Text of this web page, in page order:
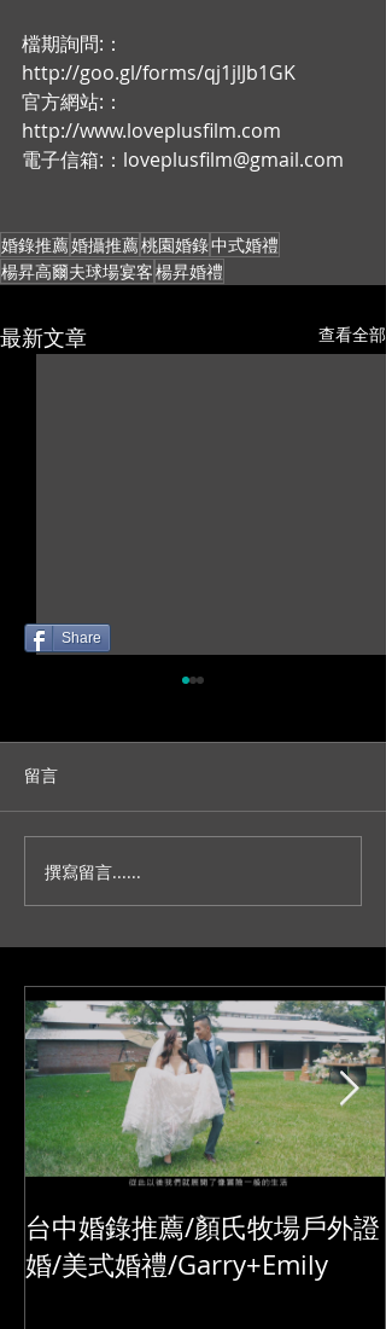
檔期詢問:：
http://goo.gl/forms/qj1jlJb1GK
官方網站:：
http://www.loveplusfilm.com
電子信箱:：loveplusfilm@gmail.com
婚錄推薦婚攝推薦桃園婚錄中式婚禮
楊昇高爾夫球場宴客楊昇婚禮
最新文章 查看全部
人生不就是一場冒險？/台
北新板希爾頓宴客/訂結儀
留言
撰寫留言......
Share
台中婚錄推薦/顏氏牧場戶外證
婚/美式婚禮/Garry+Emily